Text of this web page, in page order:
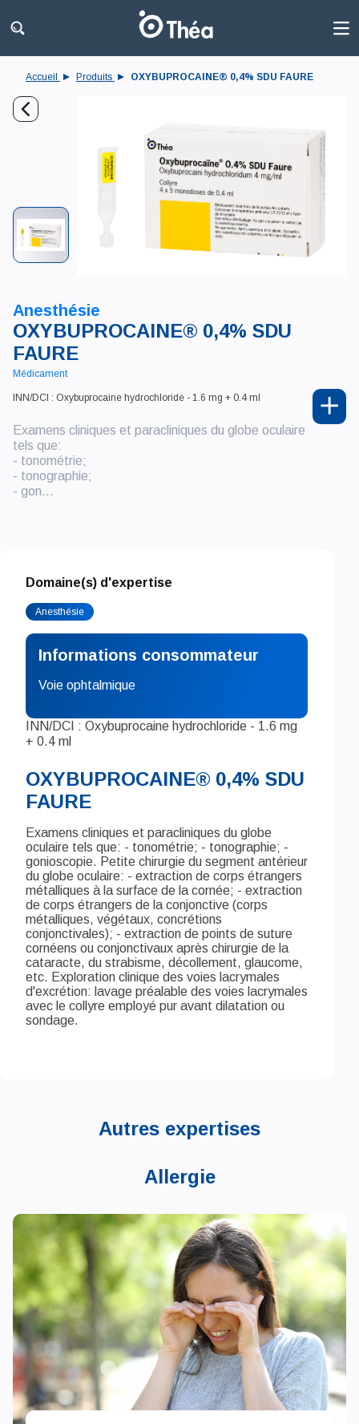
Accueil Produits OXYBUPROCAINE® 0,4% SDU FAURE
Anesthésie
OXYBUPROCAINE® 0,4% SDU
FAURE
Médicament
INN/DCI : Oxybuprocaine hydrochloride - 1.6 mg + 0.4 ml
Examens cliniques et paracliniques du globe oculaire
tels que:
- tonométrie;
- tonographie;
- gon...
Domaine(s) d'expertise
Anesthésie
Informations consommateur
Voie ophtalmique
INN/DCI : Oxybuprocaine hydrochloride - 1.6 mg
+ 0.4 ml
OXYBUPROCAINE® 0,4% SDU
FAURE
Examens cliniques et paracliniques du globe
oculaire tels que: - tonométrie; - tonographie; -
gonioscopie. Petite chirurgie du segment antérieur
du globe oculaire: - extraction de corps étrangers
métalliques à la surface de la cornée; - extraction
de corps étrangers de la conjonctive (corps
métalliques, végétaux, concrétions
conjonctivales); - extraction de points de suture
cornéens ou conjonctivaux après chirurgie de la
cataracte, du strabisme, décollement, glaucome,
etc. Exploration clinique des voies lacrymales
d'excrétion: lavage préalable des voies lacrymales
avec le collyre employé pur avant dilatation ou
sondage.
Autres expertises
Allergie